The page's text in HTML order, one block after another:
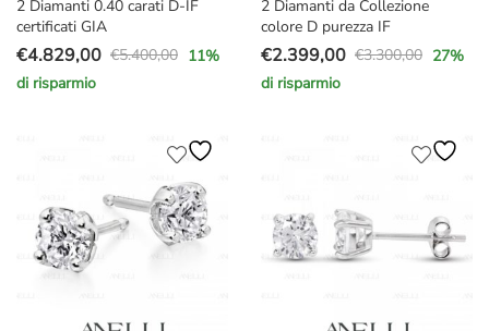
2 Diamanti 0.40 carati D-IF
certificati GIA
€5.400,00
Il
prezzo
€4.829,00
Il
prezzo
11%
di risparmio
2 Diamanti da Collezione
colore D purezza IF
€3.300,00
Il
prezzo
€2.399,00
Il
prezzo
27%
di risparmio